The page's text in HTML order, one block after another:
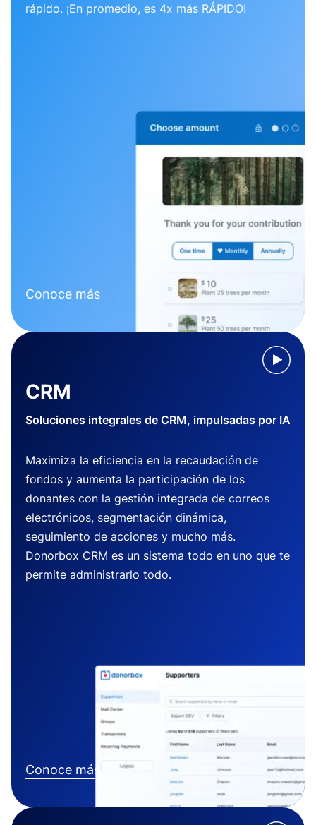
rápido. ¡En promedio, es 4x más RÁPIDO!
Conoce más
CRM
Soluciones integrales de CRM, impulsadas por IA
Maximiza la eficiencia en la recaudación de
fondos y aumenta la participación de los
donantes con la gestión integrada de correos
electrónicos, segmentación dinámica,
seguimiento de acciones y mucho más.
Donorbox CRM es un sistema todo en uno que te
permite administrarlo todo.
Conoce más